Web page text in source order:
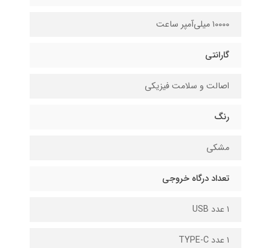
۱0000 میلی‌آمپر ساعت
گارانتی
اصالت و سلامت فیزیکی
رنگ
مشکی
تعداد درگاه خروجی
۱ عدد USB
۱ عدد TYPE-C